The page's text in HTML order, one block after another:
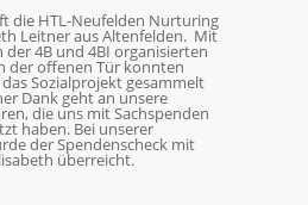
die HTL-Neufelden Nurturing
Leitner aus Altenfelden. Mit
4B und 4BI organisierten
der offenen Tür konnten
Sozialprojekt gesammelt
Dank geht an unsere
die uns mit Sachspenden
haben. Bei unserer
der Spendenscheck mit
überreicht.